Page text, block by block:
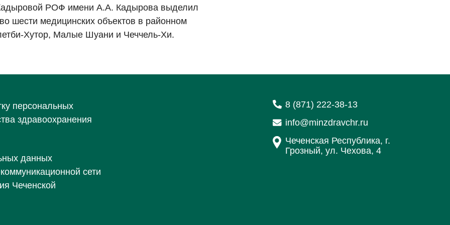
РОФ имени А.А. Кадырова выделил
шести медицинских объектов в районном
Хутор, Малые Шуани и Чеччель-Хи.
персональных
здравоохранения
8 (871) 222-38-13
info@minzdravchr.ru
Чеченская Республика, г.
Грозный, ул. Чехова, 4
данных
сети
Чеченской